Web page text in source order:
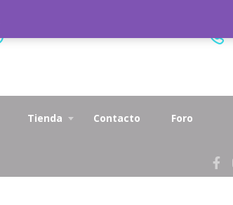
Tienda Contacto Foro